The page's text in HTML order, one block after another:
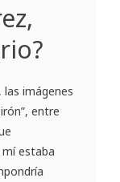
las imágenes
entre
estaba